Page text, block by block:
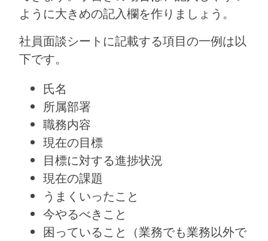
ように大きめの記入欄を作りましょう。
社員面談シートに記載する項目の一例は以
下です。
氏名
所属部署
職務内容
現在の目標
目標に対する進捗状況
現在の課題
うまくいったこと
今やるべきこと
困っていること（業務でも業務以外で